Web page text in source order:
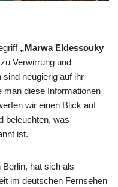
„Marwa Eldessouky
Verwirrung und
neugierig auf ihr
man diese Informationen
wir einen Blick auf
beleuchten, was
ist.
hat sich als
im deutschen Fernsehen